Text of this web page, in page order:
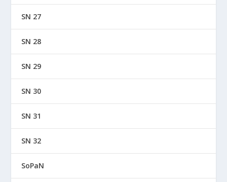
SN 27
SN 28
SN 29
SN 30
SN 31
SN 32
SoPaN